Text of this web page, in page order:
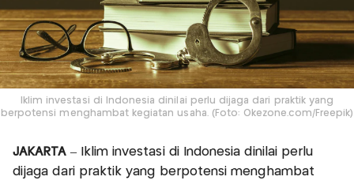
Iklim investasi di Indonesia dinilai perlu dijaga dari praktik yang
berpotensi menghambat kegiatan usaha. (Foto: Okezone.com/Freepik)
JAKARTA– Iklim investasi di Indonesia dinilai perlu
dijaga dari praktik yang berpotensi menghambat